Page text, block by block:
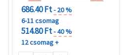
686.40 Ft- 20 %
6-11 csomag
514.80 Ft- 40 %
12 csomag +